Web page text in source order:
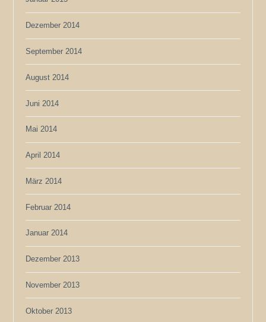
Dezember 2014
September 2014
August 2014
Juni 2014
Mai 2014
April 2014
März 2014
Februar 2014
Januar 2014
Dezember 2013
November 2013
Oktober 2013